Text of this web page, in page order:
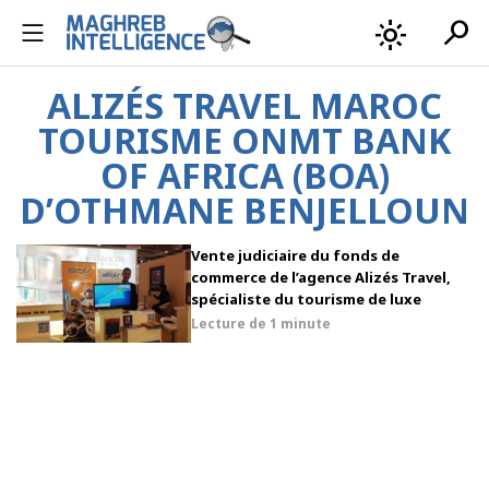
light_mode search
ALIZÉS TRAVEL MAROC
TOURISME ONMT BANK
OF AFRICA (BOA)
D’OTHMANE BENJELLOUN
Vente judiciaire du fonds de
commerce de l’agence Alizés Travel,
spécialiste du tourisme de luxe
Lecture de 1 minute